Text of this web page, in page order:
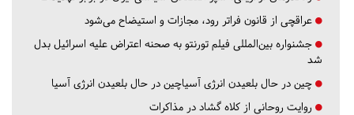
عراقچی از قانون فراتر رود، مجازات و استیضاح می‌شود
جشنواره بین‌المللی فیلم تورنتو به صحنه اعتراض علیه اسرائیل بدل
شد
چین در حال بلعیدن انرژی آسیاچین در حال بلعیدن انرژی آسیا
روایت روحانی از کلاه گشاد در مذاکرات